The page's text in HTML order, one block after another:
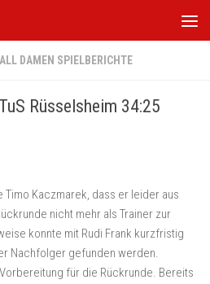
DAMEN SPIELBERICHTE
Rüsselsheim 34:25
Kaczmarek, dass er leider aus
nicht mehr als Trainer zur
konnte mit Rudi Frank kurzfristig
Nachfolger gefunden werden.
für die Rückrunde. Bereits